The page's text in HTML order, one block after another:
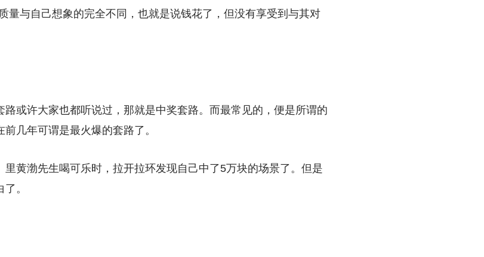
量与自己想象的完全不同，也就是说钱花了，但没有享受到与其对
或许大家也都听说过，那就是中奖套路。而最常见的，便是所谓的
几年可谓是最火爆的套路了。
黄渤先生喝可乐时，拉开拉环发现自己中了5万块的场景了。但是
。